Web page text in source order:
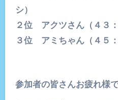
シ）
２位 アクツさん（４３
３位 アミちゃん（４５
参加者の皆さんお疲れ様で